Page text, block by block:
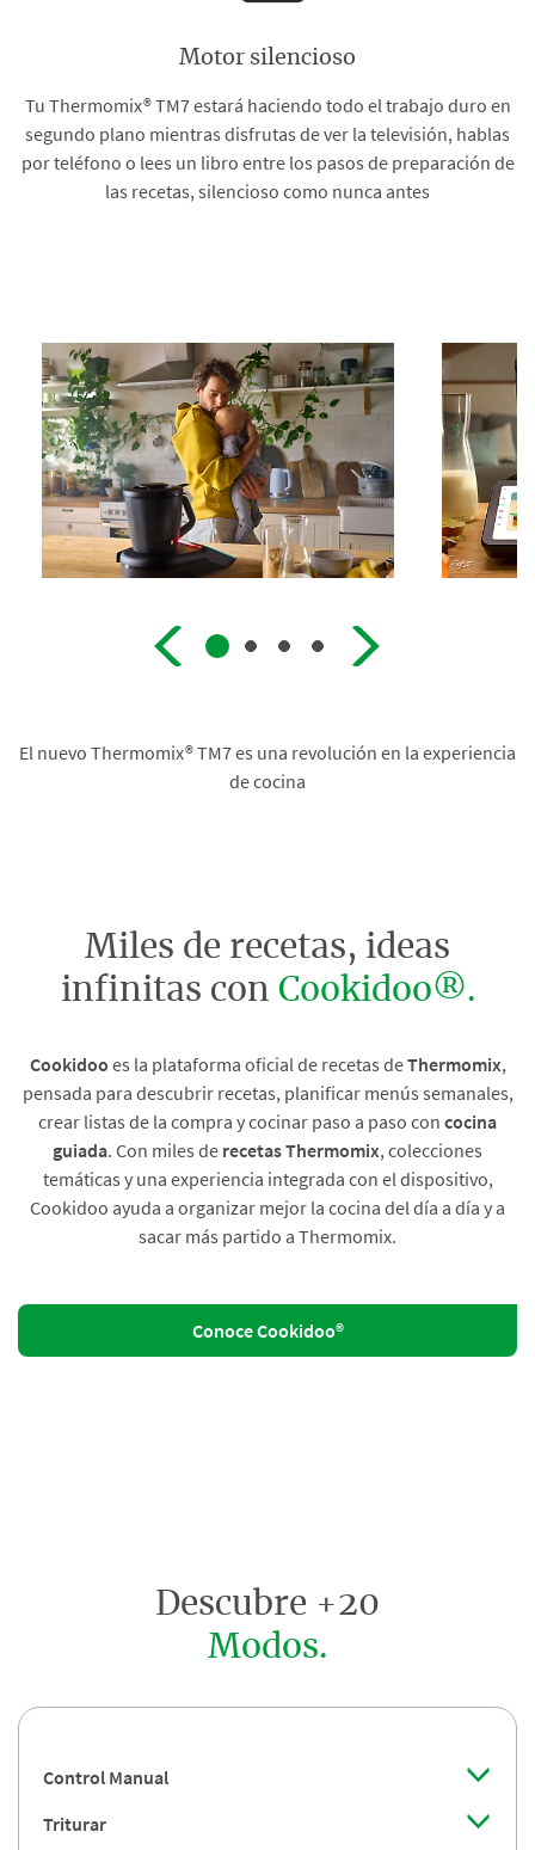
Motor silencioso
Tu Thermomix® TM7 estará haciendo todo el trabajo duro en
segundo plano mientras disfrutas de ver la televisión, hablas
por teléfono o lees un libro entre los pasos de preparación de
las recetas, silencioso como nunca antes
El nuevo Thermomix® TM7 es una revolución en la experiencia
de cocina
Miles de recetas, ideas
infinitas con Cookidoo®.
Cookidoo es la plataforma oficial de recetas deThermomix,
pensada para descubrir recetas, planificar menús semanales,
crear listas de la compra y cocinar paso a paso con cocina
guiada. Con miles de recetas Thermomix, colecciones
temáticas y una experiencia integrada con el dispositivo,
Cookidoo ayuda a organizar mejor la cocina del día a día y a
sacar más partido a Thermomix.
Conoce Cookidoo®
Descubre +20
Modos.
Control Manual
Triturar